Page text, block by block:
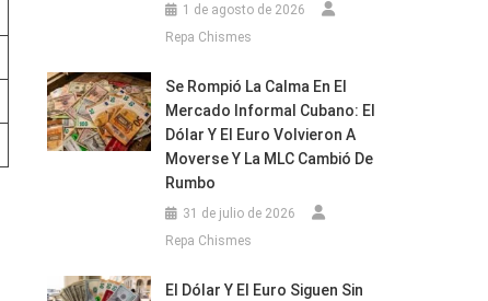
1 de agosto de 2026
Repa Chismes
Se Rompió La Calma En El
Mercado Informal Cubano: El
Dólar Y El Euro Volvieron A
Moverse Y La MLC Cambió De
Rumbo
31 de julio de 2026
Repa Chismes
El Dólar Y El Euro Siguen Sin